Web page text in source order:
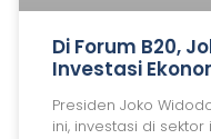
Di Forum B20,
Investasi
Presiden Joko
ini, investasi di sektor